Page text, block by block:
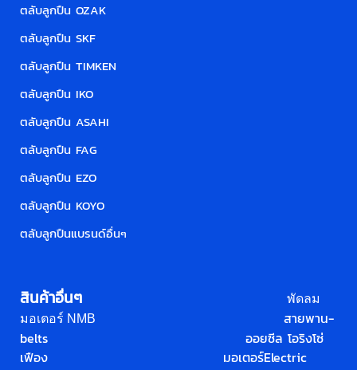
ตลับลูกปืน OZAK
ตลับลูกปืน SKF
ตลับลูกปืน TIMKEN
ตลับลูกปืน IKO
ตลับลูกปืน ASAHI
ตลับลูกปืน FAG
ตลับลูกปืน EZO
ตลับลูกปืน KOYO
ตลับลูกปืนแบรนด์อื่นๆ
สินค้าอื่นๆ
พัดลม
มอเตอร์ NMB
สายพาน-
belts
ออยซีล โอริงโซ่
เฟือง
มอเตอร์Electric